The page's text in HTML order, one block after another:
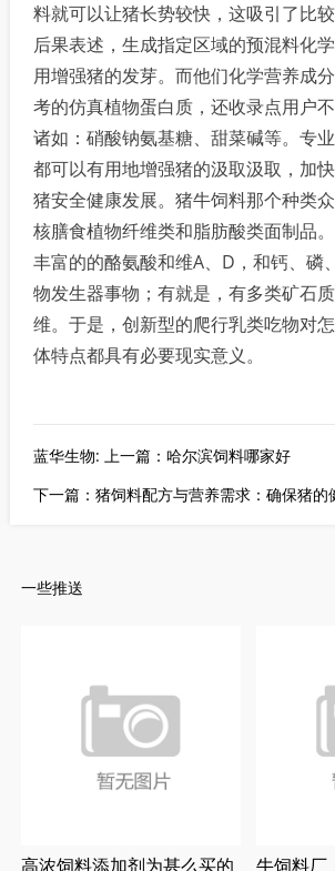
料就可以让猪长势较快，这吸引了比
后果表述，生成指定区域的预混料化
用增强猪的发芽。而他们化学营养成
考的仿真植物蛋白质，还收录点用户
诸如：硝酸钠氨基糖、甜菜碱等。专
都可以有用地增强猪的汲取汲取，加
猪安全健康发展。猪牛饲料那个种类
核膳食植物纤维类和脂肪酸类面制品
丰富的的酪氨酸和维A、D，和钙、磷
物发生器事物；有就是，有多类矿石
维。于是，创新型的爬行乳类吃物对
体特点都具有必要现实意义。
蓝华生物: 上一篇：哈尔滨饲料哪家好
下一篇：猪饲料配方与营养需求：确保猪的
一些推送
高浓饲料添加剂为甚么买的 牛饲料厂